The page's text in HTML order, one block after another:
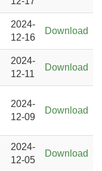
2024-
12-16
Download
2024-
12-11
Download
2024-
12-09
Download
2024-
12-05
Download